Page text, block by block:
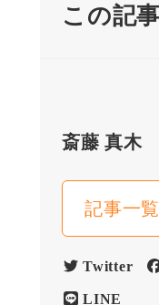
この記
斎藤 真木
記事一覧
Twitter
LINE